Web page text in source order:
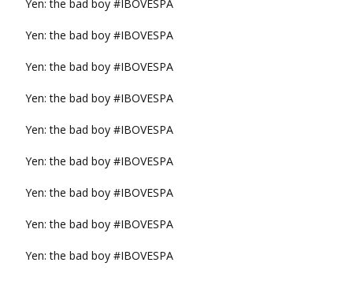
Yen: the bad boy #IBOVESPA
Yen: the bad boy #IBOVESPA
Yen: the bad boy #IBOVESPA
Yen: the bad boy #IBOVESPA
Yen: the bad boy #IBOVESPA
Yen: the bad boy #IBOVESPA
Yen: the bad boy #IBOVESPA
Yen: the bad boy #IBOVESPA
Yen: the bad boy #IBOVESPA